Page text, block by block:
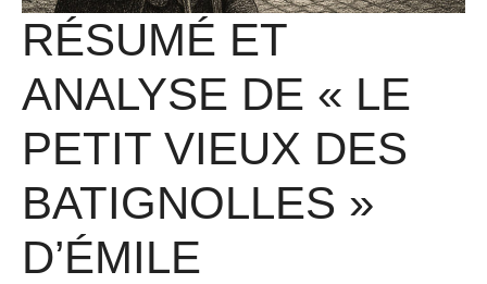
RÉSUMÉ ET
ANALYSE DE « LE
PETIT VIEUX DES
BATIGNOLLES »
D’ÉMILE